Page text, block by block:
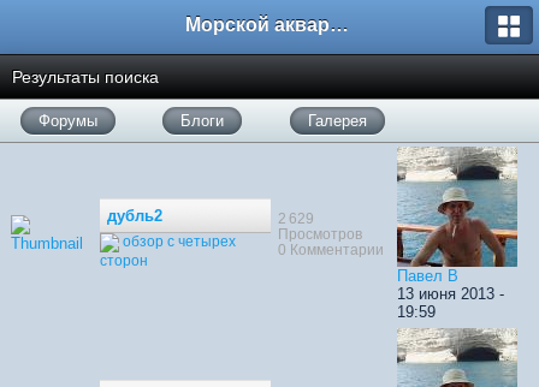
Морской аквариум. Форумы ReefCentral.ru
Результаты поиска
Форумы Блоги Галерея
дубль2
обзор с четырех
сторон
2 629
Просмотров
0 Комментарии
Павел В
13 июня 2013 -
19:59